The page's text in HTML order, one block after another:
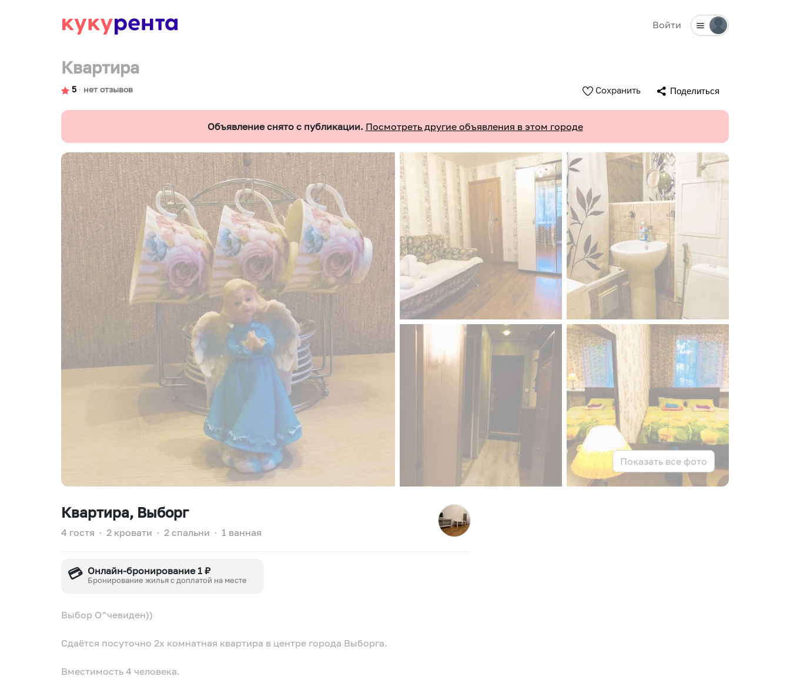
Войти
Квартира
5 ∙ нет отзывов Сохранить Поделиться
Объявление снято с публикации. Посмотреть другие объявления в этом городе
Показать все фото
Квартира, Выборг
4 гостя ∙ 2 кровати ∙ 2 спальни ∙ 1 ванная
💳 Онлайн-бронирование 1 ₽
Бронирование жилья с доплатой на месте
Выбор О^чевиден))
Сдаётся посуточно 2х комнатная квартира в центре города Выборга.
Вместимость 4 человека.